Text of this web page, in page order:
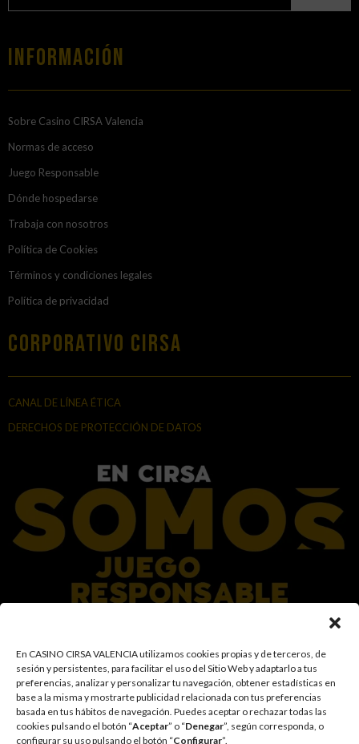
En CASINO CIRSA VALENCIA utilizamos cookies propias y de terceros, de
sesión y persistentes, para facilitar el uso del Sitio Web y adaptarlo a tus
preferencias, analizar y personalizar tu navegación, obtener estadísticas en
base a la misma y mostrarte publicidad relacionada con tus preferencias
basada en tus hábitos de navegación. Puedes aceptar o rechazar todas las
cookies pulsando el botón “Aceptar” o “Denegar”, según corresponda, o
configurar su uso pulsando el botón “Configurar”.
Información
Sobre Casino CIRSA Valencia
Normas de acceso
Juego Responsable
Dónde hospedarse
Trabaja con nosotros
Política de Cookies
Términos y condiciones legales
Política de privacidad
Corporativo Cirsa
CANAL DE LÍNEA ÉTICA
DERECHOS DE PROTECCIÓN DE DATOS
En el Grupo CIRSA promovemos una actitud responsable hacia el juego,
garantizando un entorno seguro y transparente para nuestros clientes y
facilitamos medidas e información para que el juego sea siempre diversión y
entretenimiento, sin utilizarse como vía para afrontar problemas económicos
o emocionales. El acceso está prohibido a menores de 18 años y a las
personas con acceso restringido conforme a los registros de prohibición y/o
autoexclusión que resulten aplicables. También trabajamos para reforzar una